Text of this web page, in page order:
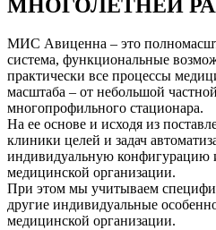
МНОГОЛЕТНЕЙ
МИС Авиценна – это
система, функциональные
практически все процессы
масштаба – от небольшой
многопрофильного стационара.
На ее основе и исходя из
клиники целей и задач
индивидуальную
медицинской организации.
При этом мы учитываем
другие индивидуальные
медицинской организации.